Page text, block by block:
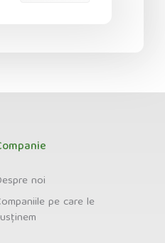
noi
pe care le